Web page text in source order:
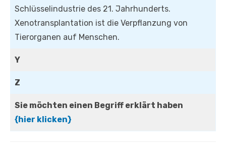
Schlüsselindustrie des 21. Jahrhunderts.
Xenotransplantation ist die Verpflanzung von
Tierorganen auf Menschen.
Y
Z
Sie möchten einen Begriff erklärt haben
{hier klicken}